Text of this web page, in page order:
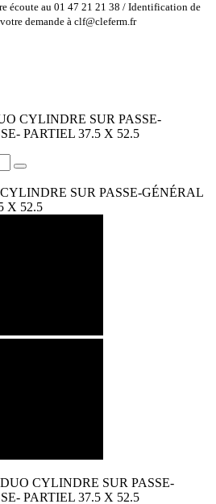
écoute au 01 47 21 21 38 / Identification de
demande à clf@cleferm.fr
CYLINDRE SUR PASSE-
PARTIEL 37.5 X 52.5